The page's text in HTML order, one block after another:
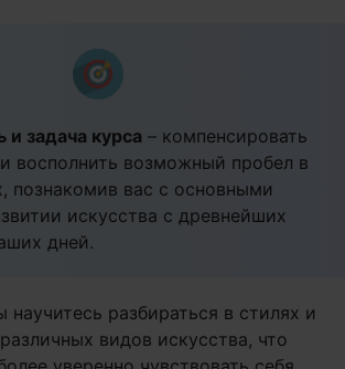
и задача курса – компенсировать
восполнить возможный пробел в
познакомив вас с основными
искусства с древнейших
дней.
научитесь разбираться в стилях и
видов искусства, что